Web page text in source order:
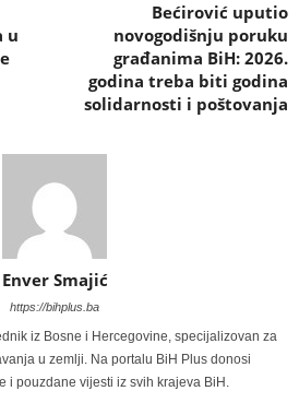
u
Bećirović uputio
novogodišnju poruku
građanima BiH: 2026.
godina treba biti godina
solidarnosti i poštovanja
Enver Smajić
https://bihplus.ba
iz Bosne i Hercegovine, specijalizovan za
u zemlji. Na portalu BiH Plus donosi
i pouzdane vijesti iz svih krajeva BiH.